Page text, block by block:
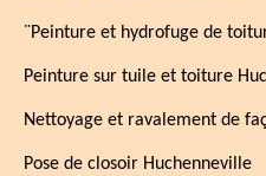
¨Peinture et hydrofuge de
Peinture sur tuile et toiture
Nettoyage et ravalement de
Pose de closoir Huchenneville